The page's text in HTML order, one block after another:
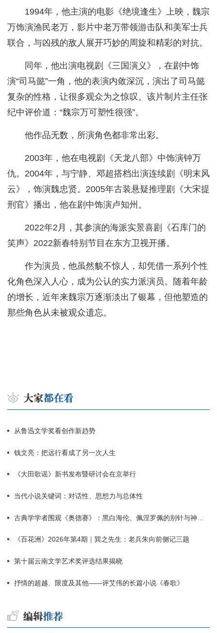
1994年，他主演的电影《绝境逢生》上映，魏宗
万饰演渔民老万，影片中老万带领游击队和美军士兵
联合，与凶残的敌人展开巧妙的周旋和精彩的对抗。
同年，他出演电视剧《三国演义》，在剧中饰
演“司马懿”一角，他的表演内敛深沉，演出了司马懿
复杂的性格，让很多观众为之惊叹。该片制片主任张
纪中评价道：“魏宗万可塑性很强”。
他作品无数，所演角色都非常出彩。
2003年，他在电视剧《天龙八部》中饰演钟万
仇。2004年，与宁静、邓超搭档出演连续剧《明末风
云》，饰演魏忠贤。2005年古装悬疑推理剧《大宋提
刑官》播出，他在剧中饰演卢知州。
2022年2月，其参演的海派实景喜剧《石库门的
笑声》2022新春特别节目在东方卫视开播。
作为演员，他虽然貌不惊人，却凭借一系列个性
化角色深入人心，成为公认的实力派演员。随着年龄
的增长，近年来魏宗万逐渐淡出了银幕，但他塑造的
那些角色从未被观众遗忘。
从鲁迅文学奖看创作新趋势
钱文亮：把远行看成了另一次人生
《大田歌谣》新书发布暨研讨会在京举行
当代小说关键词：对话性、思想力与总体性
古典学学者围观《奥德赛》：黑白海伦、佩涅罗佩的别针与神秘入侵者
《百花洲》2026年第4期｜巽之先生：老兵朱向前侧记三题
第十届云南文学艺术奖评选结果揭晓
抒情的超越、限度及其他——评艾伟的长篇小说《春歌》